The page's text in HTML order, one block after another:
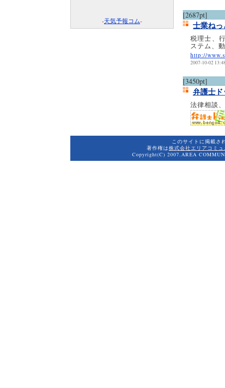
[2687pt]
士業ね
税理士、
ステム、
http://
2007-10-02
[3450pt]
弁護士
法律相談
-天気予報コム-
このサイトに掲載さ
著作権は株式会社エリアコミ
Copyright(C) 2007.AREA